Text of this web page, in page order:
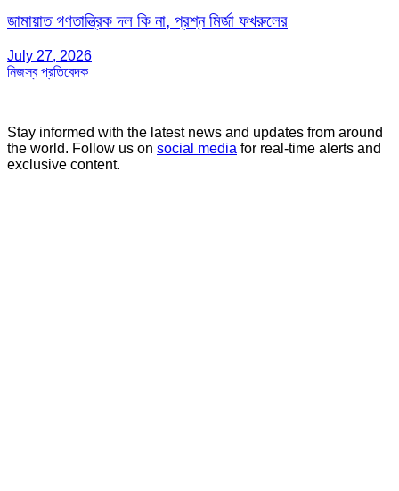
জামায়াত গণতান্ত্রিক দল কি না, প্রশ্ন মির্জা ফখরুলের
July 27, 2026
নিজস্ব প্রতিবেদক
Stay informed with the latest news and updates from around
the world. Follow us on social media for real-time alerts and
exclusive content.